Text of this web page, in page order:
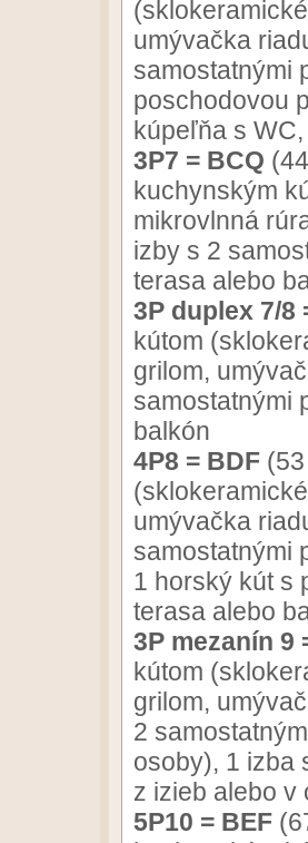
umývačka
samostatnými
poschodovou
kúpeľňa s
3P7 = BCQ
kuchynským
mikrovlnná
izby s 2
terasa alebo
3P duplex 7/8
kútom
grilom,
samostatnými
balkón
4P8 = BDF
umývačka
samostatnými
1 horský kút s
terasa alebo
3P mezanín 9
kútom
grilom,
2
osoby), 1 izba
z izieb alebo v
5P10 = BEF